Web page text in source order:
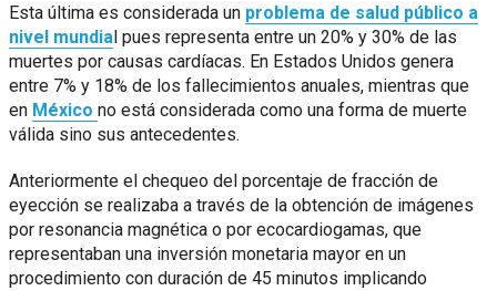
Esta última es considerada un problema de salud público a
nivel mundia l pues representa entre un 20% y 30% de las
muertes por causas cardíacas. En Estados Unidos genera
entre 7% y 18% de los fallecimientos anuales, mientras que
en México no está considerada como una forma de muerte
válida sino sus antecedentes.
Anteriormente el chequeo del porcentaje de fracción de
eyección se realizaba a través de la obtención de imágenes
por resonancia magnética o por ecocardiogamas, que
representaban una inversión monetaria mayor en un
procedimiento con duración de 45 minutos implicando